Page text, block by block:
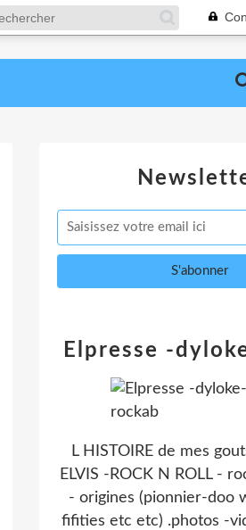
Elpresse -
L HISTOIRE de mes
ELVIS -ROCK N ROLL -
- origines (pionnier-doo
fifities etc etc) .photos -